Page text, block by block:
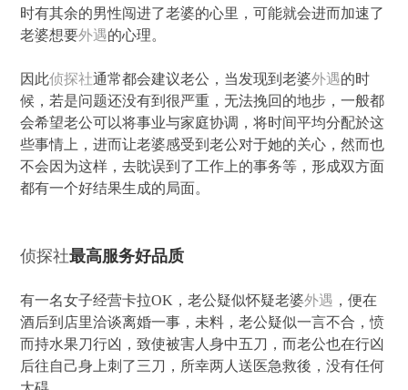
时有其余的男性闯进了老婆的心里，可能就会进而加速了
老婆想要外遇的心理。
因此侦探社通常都会建议老公，当发现到老婆外遇的时
候，若是问题还没有到很严重，无法挽回的地步，一般都
会希望老公可以将事业与家庭协调，将时间平均分配於这
些事情上，进而让老婆感受到老公对于她的关心，然而也
不会因为这样，去眈误到了工作上的事务等，形成双方面
都有一个好结果生成的局面。
侦探社最高服务好品质
有一名女子经营卡拉OK，老公疑似怀疑老婆外遇 ，便在
酒后到店里洽谈离婚一事，未料，老公疑似一言不合，愤
而持水果刀行凶，致使被害人身中五刀，而老公也在行凶
后往自己身上刺了三刀，所幸两人送医急救後，没有任何